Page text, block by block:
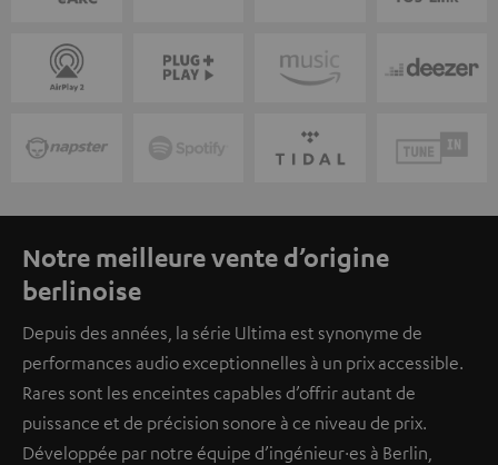
Notre meilleure vente d’origine
berlinoise
Depuis des années, la série Ultima est synonyme de
performances audio exceptionnelles à un prix accessible.
Rares sont les enceintes capables d’offrir autant de
puissance et de précision sonore à ce niveau de prix.
Développée par notre équipe d’ingénieur·es à Berlin,